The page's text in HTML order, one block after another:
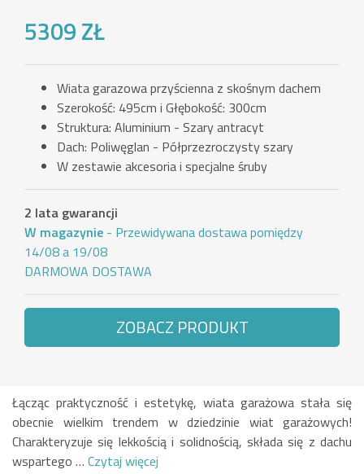
5309 ZŁ
Wiata garazowa przyścienna z skośnym dachem
Szerokość: 495cm i Głębokość: 300cm
Struktura: Aluminium - Szary antracyt
Dach: Poliwęglan - Półprzezroczysty szary
W zestawie akcesoria i specjalne śruby
2 lata gwarancji
W magazynie - Przewidywana dostawa pomiędzy
14/08 a 19/08
DARMOWA DOSTAWA
ZOBACZ PRODUKT
Łącząc praktyczność i estetykę, wiata garażowa stała się
obecnie wielkim trendem w dziedzinie wiat garażowych!
Charakteryzuje się lekkością i solidnością, składa się z dachu
wspartego … Czytaj więcej